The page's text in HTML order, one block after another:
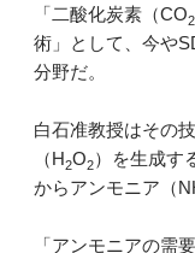
「二酸化炭素（CO2
術」として、今や
分野だ。
白石准教授はその
（H2O2）を生成す
からアンモニア（
「アンモニアの需